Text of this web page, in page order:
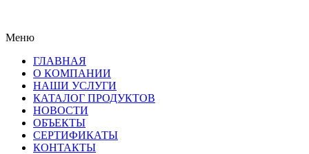
Меню
ГЛАВНАЯ
О КОМПАНИИ
НАШИ УСЛУГИ
КАТАЛОГ ПРОДУКТОВ
НОВОСТИ
ОБЪЕКТЫ
СЕРТИФИКАТЫ
КОНТАКТЫ